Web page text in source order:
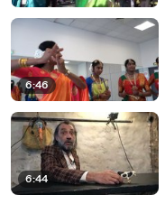
6:46
6:44